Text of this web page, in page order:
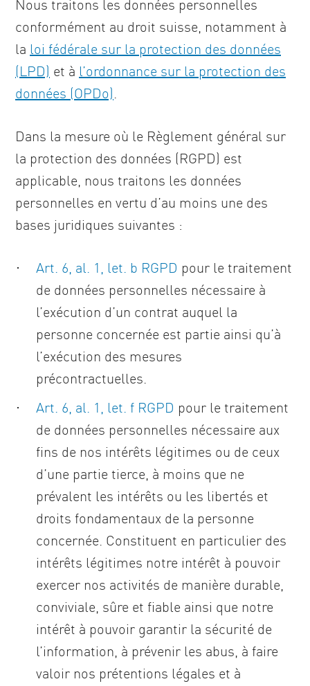
Nous traitons les données personnelles
conformément au droit suisse, notamment à
la loi fédérale sur la protection des données
(LPD) et à l’ordonnance sur la protection des
données (OPDo).
Dans la mesure où le Règlement général sur
la protection des données (RGPD) est
applicable, nous traitons les données
personnelles en vertu d’au moins une des
bases juridiques suivantes :
Art. 6, al. 1, let. b RGPD pour le traitement
de données personnelles nécessaire à
l’exécution d’un contrat auquel la
personne concernée est partie ainsi qu’à
l’exécution des mesures
précontractuelles.
Art. 6, al. 1, let. f RGPD pour le traitement
de données personnelles nécessaire aux
fins de nos intérêts légitimes ou de ceux
d’une partie tierce, à moins que ne
prévalent les intérêts ou les libertés et
droits fondamentaux de la personne
concernée. Constituent en particulier des
intérêts légitimes notre intérêt à pouvoir
exercer nos activités de manière durable,
conviviale, sûre et fiable ainsi que notre
intérêt à pouvoir garantir la sécurité de
l’information, à prévenir les abus, à faire
valoir nos prétentions légales et à